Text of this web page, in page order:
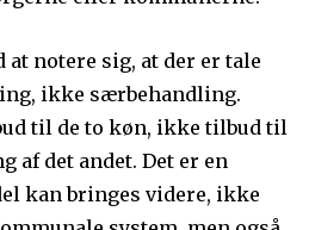
notere sig, at der er tale
ikke særbehandling.
til de to køn, ikke tilbud til
af det andet. Det er en
kan bringes videre, ikke